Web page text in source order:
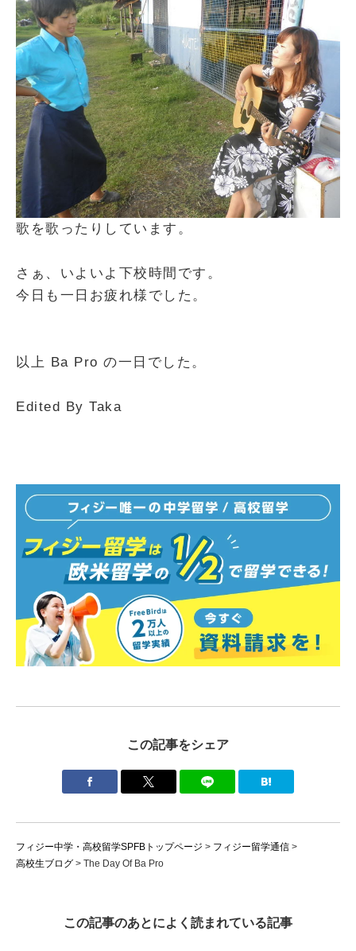
歌を歌ったりしています。
さぁ、いよいよ下校時間です。
今日も一日お疲れ様でした。
以上 Ba Pro の一日でした。
Edited By Taka
この記事をシェア
フィジー中学・高校留学SPFBトップページ > フィジー留学通信 >
高校生ブログ > The Day Of Ba Pro
この記事のあとによく読まれている記事